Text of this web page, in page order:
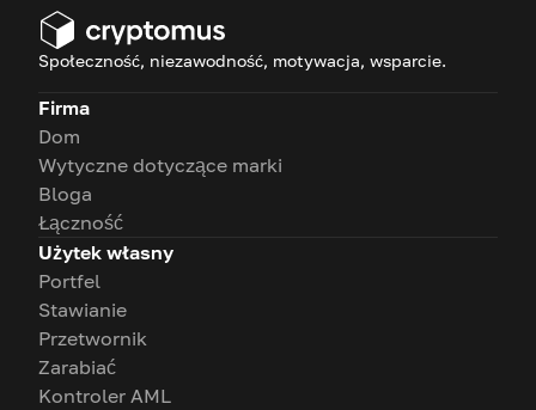
Społeczność, niezawodność, motywacja, wsparcie.
Firma
Dom
Wytyczne dotyczące marki
Bloga
Łączność
Użytek własny
Portfel
Stawianie
Przetwornik
Zarabiać
Kontroler AML